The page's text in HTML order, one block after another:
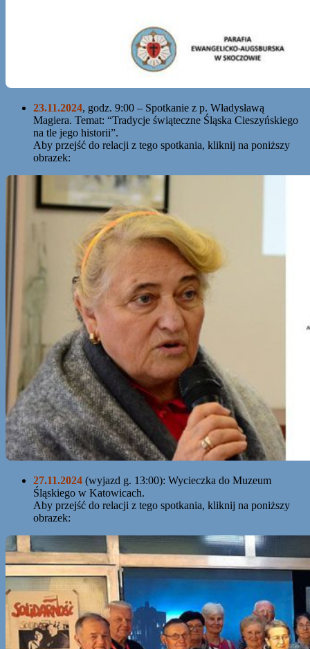
23.11.2024, godz. 9:00 – Spotkanie z p. Władysławą
Magiera. Temat: “Tradycje świąteczne Śląska Cieszyńskiego
na tle jego historii”.
Aby przejść do relacji z tego spotkania, kliknij na poniższy
obrazek:
27.11.2024 (wyjazd g. 13:00): Wycieczka do Muzeum
Śląskiego w Katowicach.
Aby przejść do relacji z tego spotkania, kliknij na poniższy
obrazek: